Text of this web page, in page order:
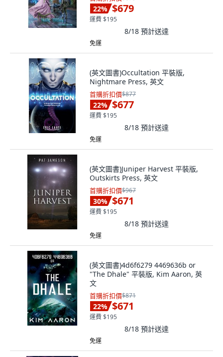
22% $679
運費 $195
8/18 預計送達
免運
(英文圖書)Occultation 平裝版,
Nightmare Press, 英文
首購折扣價$877
22% $677
運費 $195
8/18 預計送達
免運
(英文圖書)Juniper Harvest 平裝版,
Outskirts Press, 英文
首購折扣價$967
30% $671
運費 $195
8/18 預計送達
免運
(英文圖書)4d6f6279 4469636b or
"The Dhale" 平裝版, Kim Aaron, 英
文
首購折扣價$871
22% $671
運費 $195
8/18 預計送達
免運